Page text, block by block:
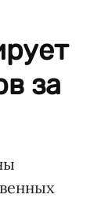
за